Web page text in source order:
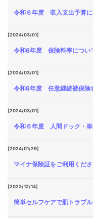
令和６年度 収入支出予算に
[2024/03/01]
令和6年度 保険料率につい
[2024/03/01]
令和6年度 任意継続被保険
[2024/03/01]
令和６年度 人間ドック・単
[2024/01/29]
マイナ保険証をご利用くだ
[2023/12/14]
簡単セルフケアで肌トラブ